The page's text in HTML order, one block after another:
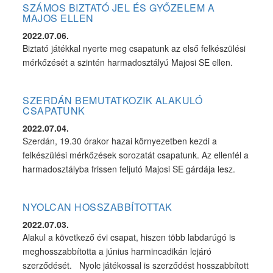
SZÁMOS BIZTATÓ JEL ÉS GYŐZELEM A
MAJOS ELLEN
2022.07.06.
Biztató játékkal nyerte meg csapatunk az első felkészülési
mérkőzését a szintén harmadosztályú Majosi SE ellen.
SZERDÁN BEMUTATKOZIK ALAKULÓ
CSAPATUNK
2022.07.04.
Szerdán, 19.30 órakor hazai környezetben kezdi a
felkészülési mérkőzések sorozatát csapatunk. Az ellenfél a
harmadosztályba frissen feljutó Majosi SE gárdája lesz.
NYOLCAN HOSSZABBÍTOTTAK
2022.07.03.
Alakul a következő évi csapat, hiszen több labdarúgó is
meghosszabbította a június harmincadikán lejáró
szerződését. Nyolc játékossal is szerződést hosszabbított